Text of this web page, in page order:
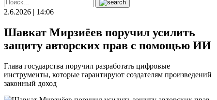
2.6.2026 | 14:06
Шавкат Мирзиёев поручил усилить
защиту авторских прав с помощью ИИ
Глава государства поручил разработать цифровые
инструменты, которые гарантируют создателям произведений
законный доход